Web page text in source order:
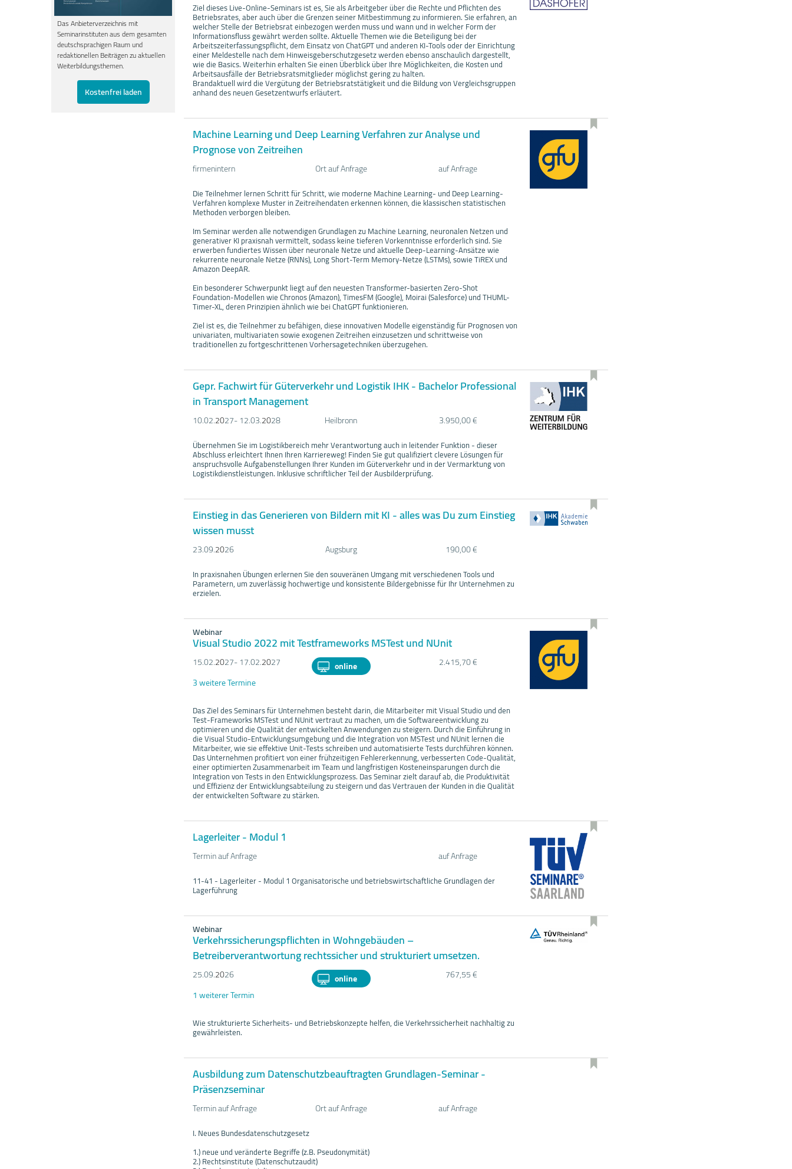
Das Anbieterverzeichnis mit
Seminarinstituten aus dem gesamten
deutschsprachigen Raum und
redaktionellen Beiträgen zu aktuellen
Weiterbildungsthemen.
Kostenfrei laden
Ziel dieses Live-Online-Seminars ist es, Sie als Arbeitgeber über die Rechte und Pflichten des
Betriebsrates, aber auch über die Grenzen seiner Mitbestimmung zu informieren. Sie erfahren, an
welcher Stelle der Betriebsrat einbezogen werden muss und wann und in welcher Form der
Informationsfluss gewährt werden sollte. Aktuelle Themen wie die Beteiligung bei der
Arbeitszeiterfassungspflicht, dem Einsatz von ChatGPT und anderen KI-Tools oder der Einrichtung
einer Meldestelle nach dem Hinweisgeberschutzgesetz werden ebenso anschaulich dargestellt,
wie die Basics. Weiterhin erhalten Sie einen Überblick über Ihre Möglichkeiten, die Kosten und
Arbeitsausfälle der Betriebsratsmitglieder möglichst gering zu halten.
Brandaktuell wird die Vergütung der Betriebsratstätigkeit und die Bildung von Vergleichsgruppen
anhand des neuen Gesetzentwurfs erläutert.
Machine Learning und Deep Learning Verfahren zur Analyse und
Prognose von Zeitreihen
firmenintern Ort auf Anfrage auf Anfrage
Die Teilnehmer lernen Schritt für Schritt, wie moderne Machine Learning- und Deep Learning-
Verfahren komplexe Muster in Zeitreihendaten erkennen können, die klassischen statistischen
Methoden verborgen bleiben.
Im Seminar werden alle notwendigen Grundlagen zu Machine Learning, neuronalen Netzen und
generativer KI praxisnah vermittelt, sodass keine tieferen Vorkenntnisse erforderlich sind. Sie
erwerben fundiertes Wissen über neuronale Netze und aktuelle Deep-Learning-Ansätze wie
rekurrente neuronale Netze (RNNs), Long Short-Term Memory-Netze (LSTMs), sowie TiREX und
Amazon DeepAR.
Ein besonderer Schwerpunkt liegt auf den neuesten Transformer-basierten Zero-Shot
Foundation-Modellen wie Chronos (Amazon), TimesFM (Google), Moirai (Salesforce) und THUML-
Timer-XL, deren Prinzipien ähnlich wie bei ChatGPT funktionieren.
Ziel ist es, die Teilnehmer zu befähigen, diese innovativen Modelle eigenständig für Prognosen von
univariaten, multivariaten sowie exogenen Zeitreihen einzusetzen und schrittweise von
traditionellen zu fortgeschrittenen Vorhersagetechniken überzugehen.
Gepr. Fachwirt für Güterverkehr und Logistik IHK - Bachelor Professional
in Transport Management
10.02.2027- 12.03.2028 Heilbronn 3.950,00 €
Übernehmen Sie im Logistikbereich mehr Verantwortung auch in leitender Funktion - dieser
Abschluss erleichtert Ihnen Ihren Karriereweg! Finden Sie gut qualifiziert clevere Lösungen für
anspruchsvolle Aufgabenstellungen Ihrer Kunden im Güterverkehr und in der Vermarktung von
Logistikdienstleistungen. Inklusive schriftlicher Teil der Ausbilderprüfung.
Einstieg in das Generieren von Bildern mit KI - alles was Du zum Einstieg
wissen musst
23.09.2026 Augsburg 190,00 €
In praxisnahen Übungen erlernen Sie den souveränen Umgang mit verschiedenen Tools und
Parametern, um zuverlässig hochwertige und konsistente Bildergebnisse für Ihr Unternehmen zu
erzielen.
Webinar
Visual Studio 2022 mit Testframeworks MSTest und NUnit
15.02.2027- 17.02.2027 online
2.415,70 €
3 weitere Termine
Das Ziel des Seminars für Unternehmen besteht darin, die Mitarbeiter mit Visual Studio und den
Test-Frameworks MSTest und NUnit vertraut zu machen, um die Softwareentwicklung zu
optimieren und die Qualität der entwickelten Anwendungen zu steigern. Durch die Einführung in
die Visual Studio-Entwicklungsumgebung und die Integration von MSTest und NUnit lernen die
Mitarbeiter, wie sie effektive Unit-Tests schreiben und automatisierte Tests durchführen können.
Das Unternehmen profitiert von einer frühzeitigen Fehlererkennung, verbesserten Code-Qualität,
einer optimierten Zusammenarbeit im Team und langfristigen Kosteneinsparungen durch die
Integration von Tests in den Entwicklungsprozess. Das Seminar zielt darauf ab, die Produktivität
und Effizienz der Entwicklungsabteilung zu steigern und das Vertrauen der Kunden in die Qualität
der entwickelten Software zu stärken.
Lagerleiter - Modul 1
Termin auf Anfrage auf Anfrage
11-41 - Lagerleiter - Modul 1 Organisatorische und betriebswirtschaftliche Grundlagen der
Lagerführung
Webinar
Verkehrssicherungspflichten in Wohngebäuden –
Betreiberverantwortung rechtssicher und strukturiert umsetzen.
25.09.2026 online
767,55 €
1 weiterer Termin
Wie strukturierte Sicherheits- und Betriebskonzepte helfen, die Verkehrssicherheit nachhaltig zu
gewährleisten.
Ausbildung zum Datenschutzbeauftragten Grundlagen-Seminar -
Präsenzseminar
Termin auf Anfrage Ort auf Anfrage auf Anfrage
I. Neues Bundesdatenschutzgesetz
1.) neue und veränderte Begriffe (z.B. Pseudonymität)
2.) Rechtsinstitute (Datenschutzaudit)